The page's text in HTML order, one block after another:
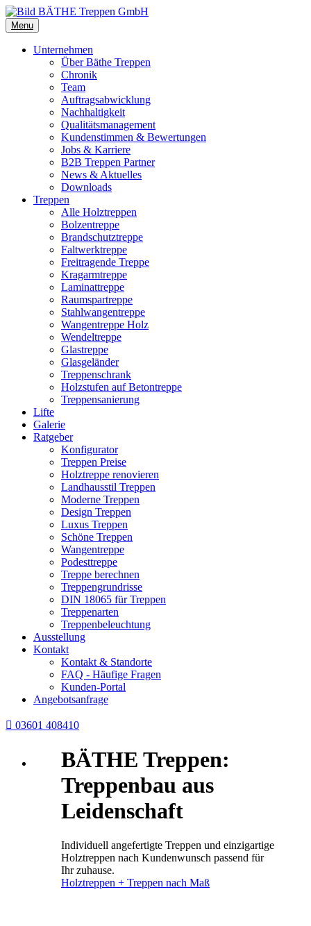
Menu
Unternehmen
Über Bäthe Treppen
Chronik
Team
Auftragsabwicklung
Nachhaltigkeit
Qualitätsmanagement
Kundenstimmen & Bewertungen
Jobs & Karriere
B2B Treppen Partner
News & Aktuelles
Downloads
Treppen
Alle Holztreppen
Bolzentreppe
Brandschutztreppe
Faltwerktreppe
Freitragende Treppe
Kragarmtreppe
Laminattreppe
Raumspartreppe
Stahlwangentreppe
Wangentreppe Holz
Wendeltreppe
Glastreppe
Glasgeländer
Treppenschrank
Holzstufen auf Betontreppe
Treppensanierung
Lifte
Galerie
Ratgeber
Konfigurator
Treppen Preise
Holztreppe renovieren
Landhausstil Treppen
Moderne Treppen
Design Treppen
Luxus Treppen
Schöne Treppen
Wangentreppe
Podesttreppe
Treppe berechnen
Treppengrundrisse
DIN 18065 für Treppen
Treppenarten
Treppenbeleuchtung
Ausstellung
Kontakt
Kontakt & Standorte
FAQ - Häufige Fragen
Kunden-Portal
Angebotsanfrage
 03601 408410
BÄTHE Treppen:
Treppenbau aus
Leidenschaft
Individuell angefertigte Treppen und einzigartige
Holztreppen nach Kundenwunsch passend für
Ihr zuhause.
Holztreppen + Treppen nach Maß